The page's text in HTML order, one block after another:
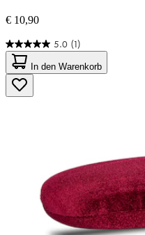
€ 10,90
5.0 (1)
5.0
von
5
Sternen.
1
In den Warenkorb